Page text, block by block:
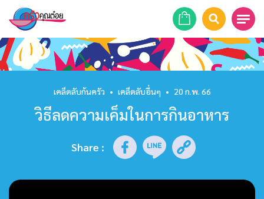
หน้าแรก
สูตรอาหาร
ร้านอาหาร
รายการย้อนหลัง
เคล็ดลับก้นครัว • เคล็ดลับอื่นๆ • 20 ก.พ. 66
วิธีลดความเค็มในการกินอาหาร
Share :